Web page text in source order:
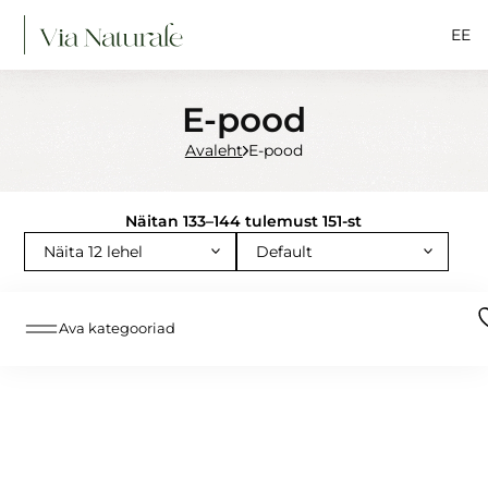
AVALEHT
Via Naturale – sinu teadlik
BioCare
Higher Nature
Toitumisnõustaja ja -terapeut Kärolin
EE
E-pood
Avaleht E-pood
Näitan 133–144 tulemust 151-st
Ava kategooriad